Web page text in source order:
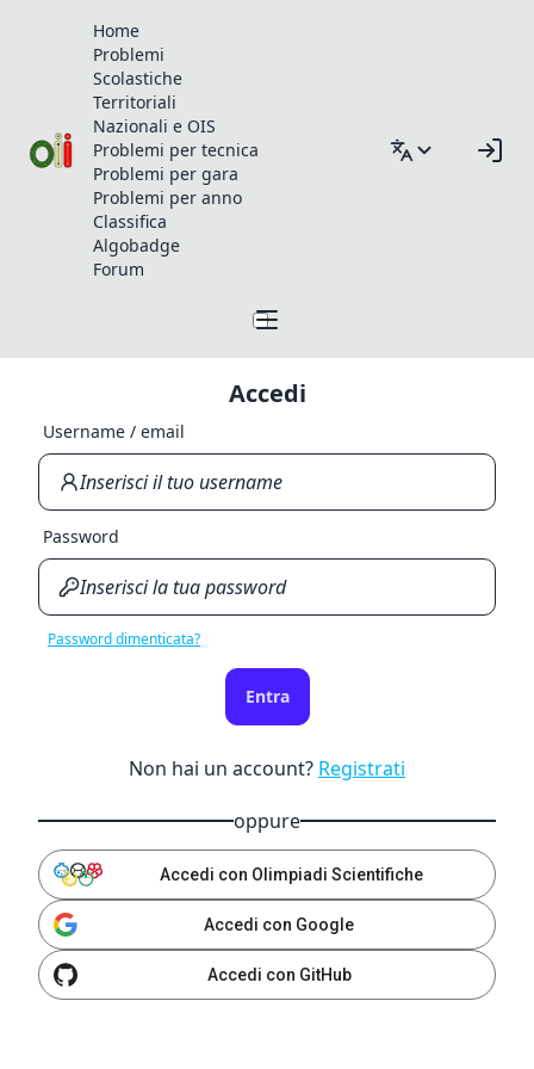
Home
Problemi
Scolastiche
Territoriali
Nazionali e OIS
Problemi per tecnica
Problemi per gara
Problemi per anno
Classifica
Algobadge
Forum
Accedi
Username / email
Password
Password dimenticata?
Entra
Non hai un account? Registrati
oppure
Accedi con Olimpiadi Scientifiche
Accedi con Google
Accedi con GitHub